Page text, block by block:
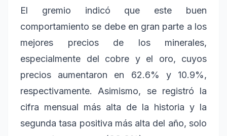
El gremio indicó que este buen
comportamiento se debe en gran parte a los
mejores precios de los minerales,
especialmente del cobre y el oro, cuyos
precios aumentaron en 62.6% y 10.9%,
respectivamente. Asimismo, se registró la
cifra mensual más alta de la historia y la
segunda tasa positiva más alta del año, solo